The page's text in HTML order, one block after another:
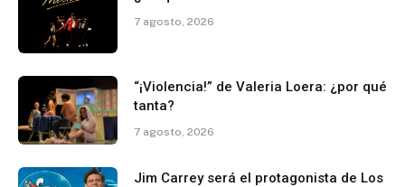
7 agosto, 2026
“¡Violencia!” de Valeria Loera: ¿por qué
tanta?
7 agosto, 2026
Jim Carrey será el protagonista de Los